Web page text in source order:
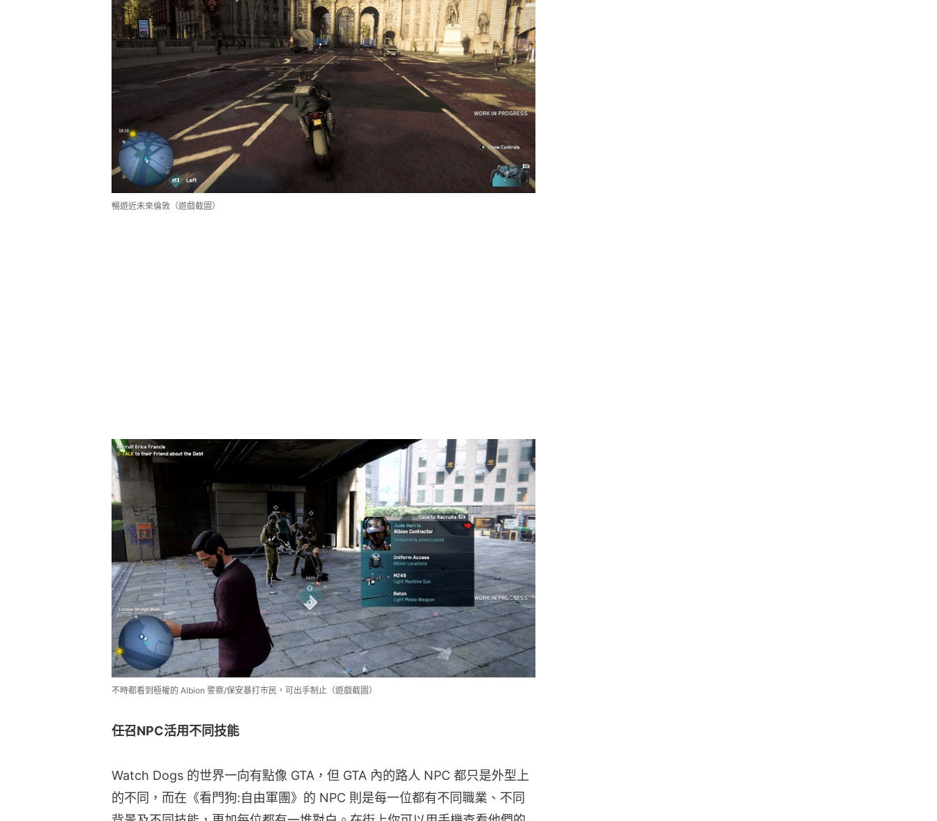
暢遊近未來倫敦（遊戲截圖）
不時都看到極權的 Albion 警察/保安暴打市民，可出手制止（遊戲截圖）
任召NPC活用不同技能
Watch Dogs 的世界一向有點像 GTA，但 GTA 內的路人 NPC 都只是外型上
的不同，而在《看門狗:自由軍團》的 NPC 則是每一位都有不同職業、不同